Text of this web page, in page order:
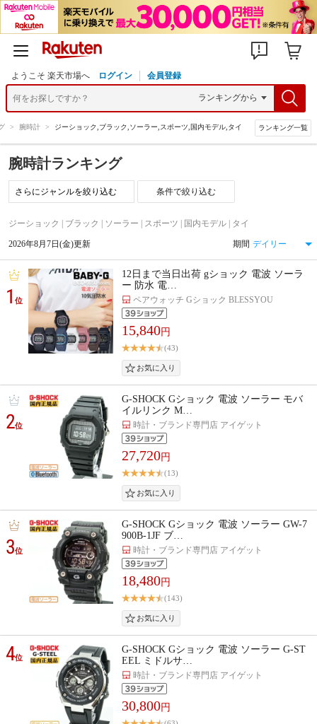
ようこそ 楽天市場へ ログイン 会員登録
> 腕時計 > ジーショック,ブラック,ソーラー,スポーツ,国内モデル,タイ ランキング一覧
腕時計ランキング
条件で絞り込む
ジーショック | ブラック | ソーラー | スポーツ | 国内モデル | タイ
2026年8月7日(金)更新 期間
1位
12日まで当日出荷 gショック 電波 ソーラ
ー 防水 電…
ペアウォッチ Gショック BLESSYOU
15,840円
(43)
2位
G-SHOCK Gショック 電波 ソーラー モバ
イルリンク M…
時計・ブランド専門店 アイゲット
27,720円
(13)
3位
G-SHOCK Gショック 電波 ソーラー GW-7
900B-1JF ブ…
時計・ブランド専門店 アイゲット
18,480円
(143)
4位
G-SHOCK Gショック 電波 ソーラー G-ST
EEL ミドルサ…
時計・ブランド専門店 アイゲット
30,800円